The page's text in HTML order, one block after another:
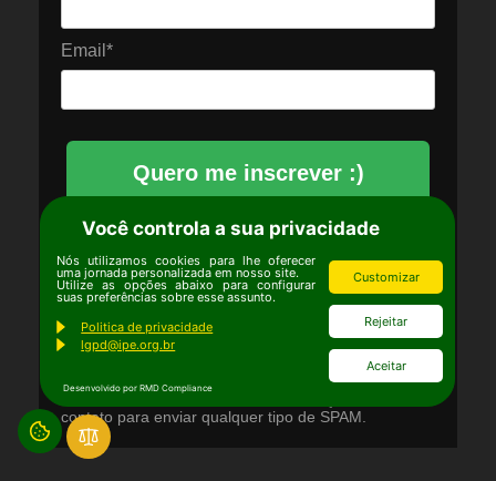
Email*
Quero me inscrever :)
Autorizo o IPÊ a utilizar meus dados para
o envio de comunicações, conteúdos
institucionais e informações relacionadas
aos seus serviços, conforme descrito na
Política de Privacidade
Prometemos não utilizar suas informações de
contato para enviar qualquer tipo de SPAM.
Você controla a sua privacidade
Nós utilizamos cookies para lhe oferecer
uma jornada personalizada em nosso site.
Utilize as opções abaixo para configurar
suas preferências sobre esse assunto.
Politica de privacidade
lgpd@ipe.org.br
Customizar
Rejeitar
Aceitar
Desenvolvido por RMD Compliance